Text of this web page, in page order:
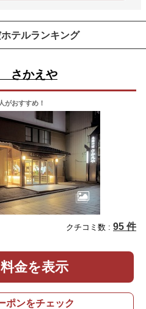
テルランキング
さかえや
がおすすめ！
クチコミ数 : 95 件
料金を表示
ポンをチェック